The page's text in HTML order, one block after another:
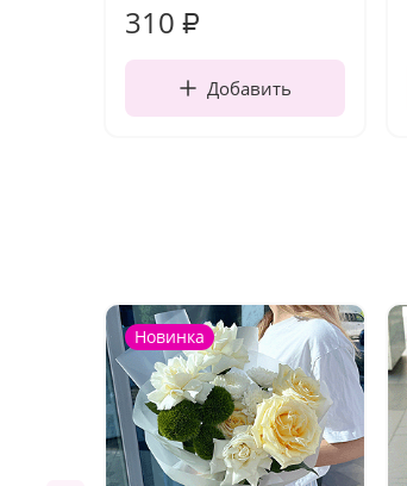
310 ₽
Добавить
Новинка